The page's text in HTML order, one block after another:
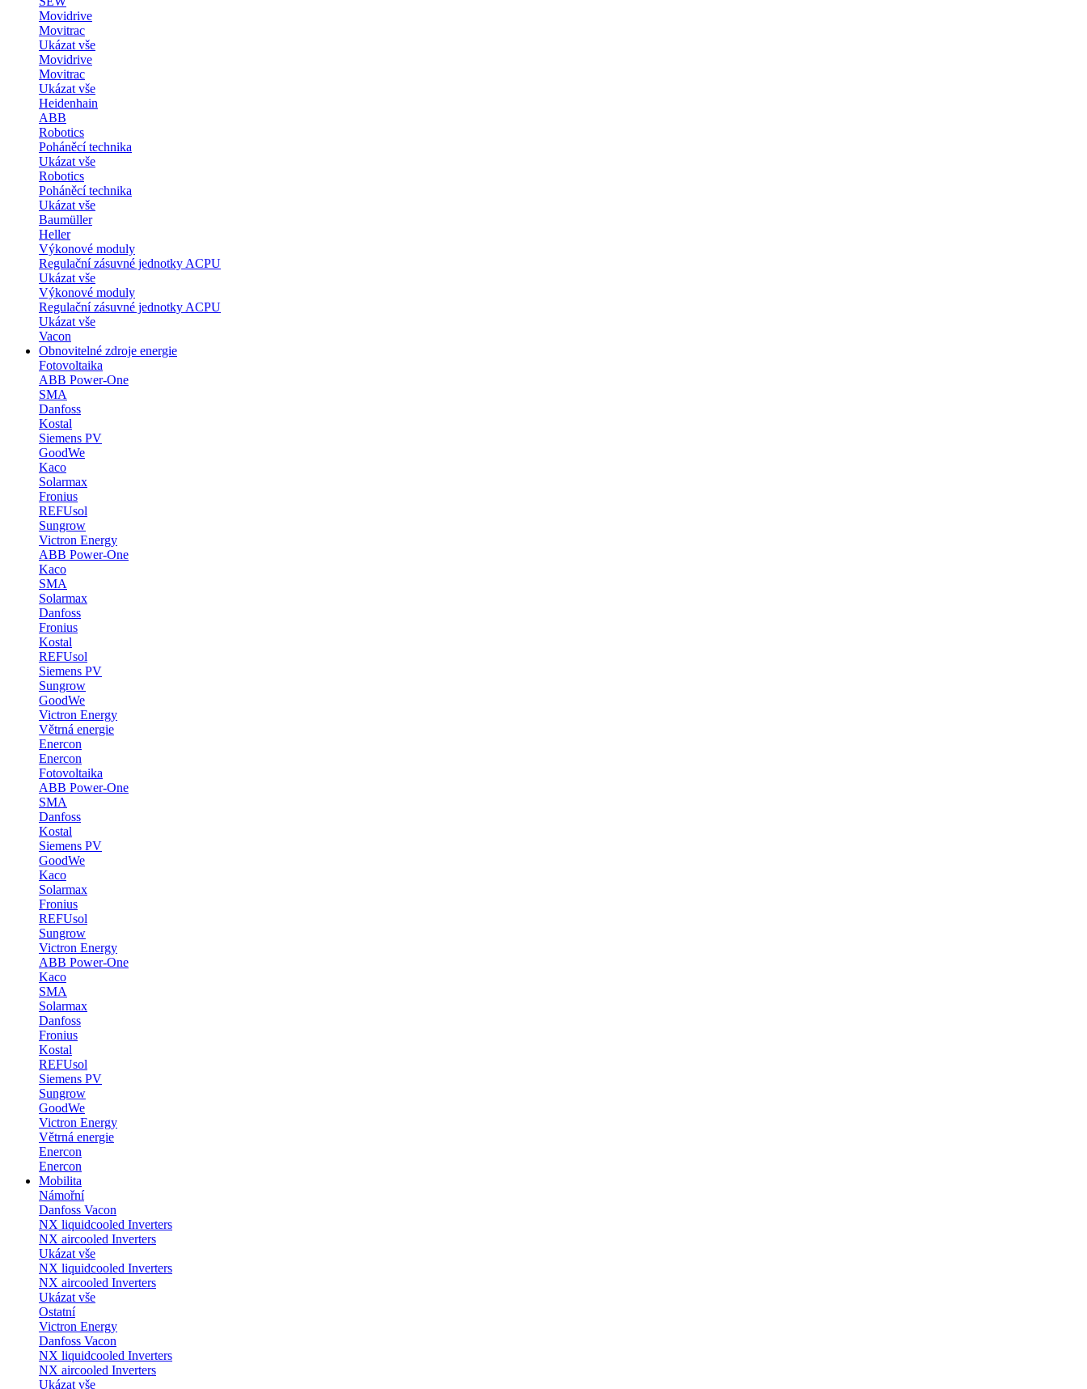
Movidrive
Movitrac
Ukázat vše
Movidrive
Movitrac
Ukázat vše
Heidenhain
ABB
Robotics
Poháněcí technika
Ukázat vše
Robotics
Poháněcí technika
Ukázat vše
Baumüller
Heller
Výkonové moduly
Regulační zásuvné jednotky ACPU
Ukázat vše
Výkonové moduly
Regulační zásuvné jednotky ACPU
Ukázat vše
Vacon
Obnovitelné zdroje energie
Fotovoltaika
ABB Power-One
SMA
Danfoss
Kostal
Siemens PV
GoodWe
Kaco
Solarmax
Fronius
REFUsol
Sungrow
Victron Energy
ABB Power-One
Kaco
SMA
Solarmax
Danfoss
Fronius
Kostal
REFUsol
Siemens PV
Sungrow
GoodWe
Victron Energy
Větrná energie
Enercon
Enercon
Fotovoltaika
ABB Power-One
SMA
Danfoss
Kostal
Siemens PV
GoodWe
Kaco
Solarmax
Fronius
REFUsol
Sungrow
Victron Energy
ABB Power-One
Kaco
SMA
Solarmax
Danfoss
Fronius
Kostal
REFUsol
Siemens PV
Sungrow
GoodWe
Victron Energy
Větrná energie
Enercon
Enercon
Mobilita
Námořní
Danfoss Vacon
NX liquidcooled Inverters
NX aircooled Inverters
Ukázat vše
NX liquidcooled Inverters
NX aircooled Inverters
Ukázat vše
Ostatní
Victron Energy
Danfoss Vacon
NX liquidcooled Inverters
NX aircooled Inverters
Ukázat vše